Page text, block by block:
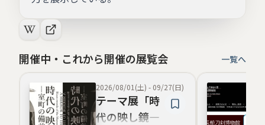
開催中・これから開催の展覧会 一覧へ
2026/08/01(土) - 09/27(日)
テーマ展「時
代の映し鏡―